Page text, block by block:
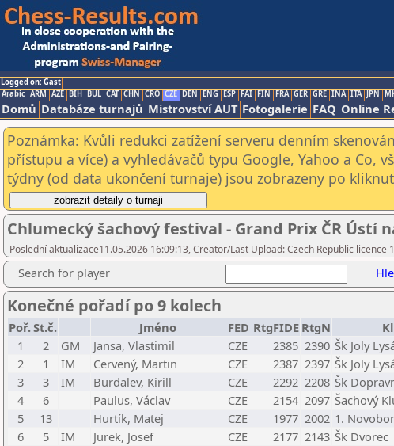
Logged on: Gast
Arabic ARM AZE BIH BUL CAT CHN CRO CZE DEN ENG ESP FAI FIN FRA GER GRE INA ITA JPN
Domů Databáze turnajů Mistrovství AUT Fotogalerie FAQ Online
Poznámka: Kvůli redukci zatížení serveru denním
přístupu a více) a vyhledávačů typu Google, Yahoo a Co,
týdny (od data ukončení turnaje) jsou zobrazeny po
Chlumecký šachový festival - Grand Prix ČR Ústí
Poslední aktualizace11.05.2026 16:09:13, Creator/Last Upload: Czech Republic licence
Search for player
Konečné pořadí po 9 kolech
Poř.St.č. Jméno FED RtgFIDE RtgN
1
2 GM Jansa, Vlastimil CZE 2385 2390 Šk Joly
2
1 IM Cervený, Martin CZE 2387 2397 Šk Joly
3
3 IM Burdalev, Kirill CZE 2292 2208 Šk
4
6 Paulus, Václav CZE 2154 2097 Šachový
5
13 Hurtík, Matej CZE 1977 2002 1.
6
5 IM Jurek, Josef CZE 2177 2143 Šk Dvorec